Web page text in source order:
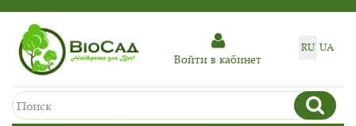
RU UA
Войти в кабинет